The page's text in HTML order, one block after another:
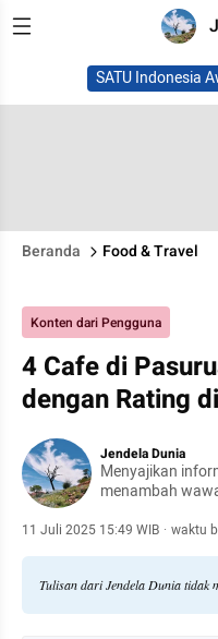
SATU Indonesia
Beranda Food & Travel
Konten dari Pengguna
4 Cafe di
dengan Rating
Jendela Dunia
Menyajikan
menambah
11 Juli 2025 15:49 WIB · waktu
Tulisan dari Jendela Dunia tidak